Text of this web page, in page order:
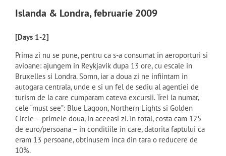
Islanda & Londra, februarie 2009
[Days 1-2]
Prima zi nu se pune, pentru ca s-a consumat in aeroporturi si
avioane: ajungem in Reykjavik dupa 13 ore, cu escale in
Bruxelles si Londra. Somn, iar a doua zi ne infiintam in
autogara centrala, unde e si un fel de sediu al agentiei de
turism de la care cumparam cateva excursii. Trei la numar,
cele “must see”: Blue Lagoon, Northern Lights si Golden
Circle – primele doua, in aceeasi zi. In total, costa cam 125
de euro/persoana – in conditiile in care, datorita faptului ca
eram 13 persoane, obtinusem inca din tara o reducere de
10%.